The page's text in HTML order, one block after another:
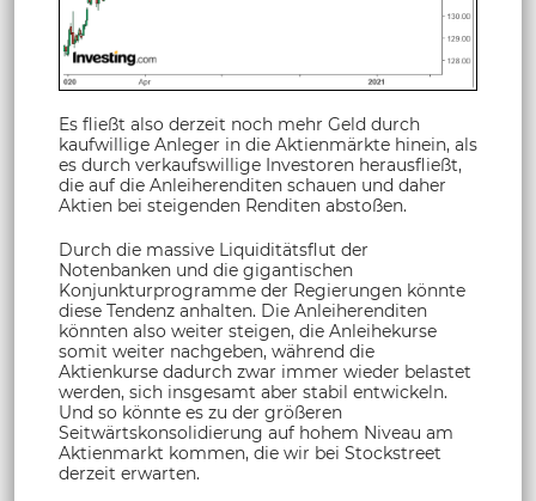
Es fließt also derzeit noch mehr Geld durch
kaufwillige Anleger in die Aktienmärkte hinein, als
es durch verkaufswillige Investoren herausfließt,
die auf die Anleiherenditen schauen und daher
Aktien bei steigenden Renditen abstoßen.
Durch die massive Liquiditätsflut der
Notenbanken und die gigantischen
Konjunkturprogramme der Regierungen könnte
diese Tendenz anhalten. Die Anleiherenditen
könnten also weiter steigen, die Anleihekurse
somit weiter nachgeben, während die
Aktienkurse dadurch zwar immer wieder belastet
werden, sich insgesamt aber stabil entwickeln.
Und so könnte es zu der größeren
Seitwärtskonsolidierung auf hohem Niveau am
Aktienmarkt kommen, die wir bei Stockstreet
derzeit erwarten.